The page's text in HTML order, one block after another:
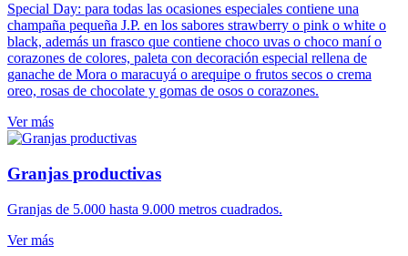
original
era:
$40.000.
actual
es:
$36.000.
Special Day: para todas las ocasiones especiales contiene una
champaña pequeña J.P. en los sabores strawberry o pink o white o
black, además un frasco que contiene choco uvas o choco maní o
corazones de colores, paleta con decoración especial rellena de
ganache de Mora o maracuyá o arequipe o frutos secos o crema
oreo, rosas de chocolate y gomas de osos o corazones.
Ver más
Granjas productivas
Granjas de 5.000 hasta 9.000 metros cuadrados.
Ver más